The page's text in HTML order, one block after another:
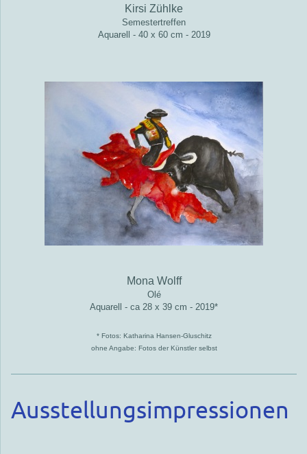
Kirsi Zühlke
Semestertreffen
Aquarell - 40 x 60 cm - 2019
Mona Wolff
Olé
Aquarell - ca 28 x 39 cm - 2019*
* Fotos: Katharina Hansen-Gluschitz
ohne Angabe: Fotos der Künstler selbst
Ausstellungsimpressionen